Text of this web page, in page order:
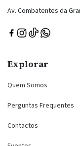
Av. Combatentes da
Explorar
Quem Somos
Perguntas Frequentes
Contactos